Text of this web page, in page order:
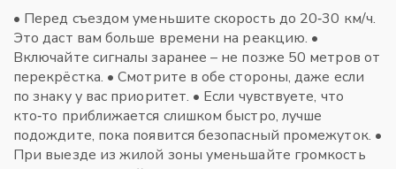
• Перед съездом уменьшите скорость до 20‑30 км/ч.
Это даст вам больше времени на реакцию. •
Включайте сигналы заранее – не позже 50 метров от
перекрёстка. • Смотрите в обе стороны, даже если
по знаку у вас приоритет. • Если чувствуете, что
кто‑то приближается слишком быстро, лучше
подождите, пока появится безопасный промежуток. •
При выезде из жилой зоны уменьшайте громкость